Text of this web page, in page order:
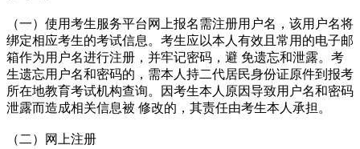
（一）使用考生服务平台网上报名需注册用户名，该用户名将
绑定相应考生的考试信息。考生应以本人有效且常用的电子邮
箱作为用户名进行注册，并牢记密码，避 免遗忘和泄露。考
生遗忘用户名和密码的，需本人持二代居民身份证原件到报考
所在地教育考试机构查询。因考生本人原因导致用户名和密码
泄露而造成相关信息被 修改的，其责任由考生本人承担。
（二）网上注册